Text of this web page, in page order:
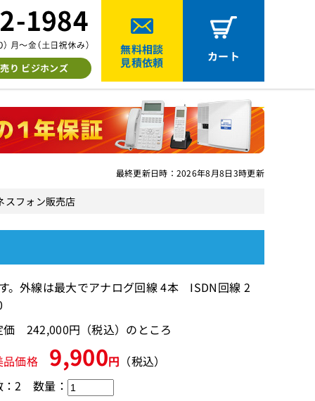
り ビジホンズ
無料相談
見積依頼
カート
最終更新日時：2026年8月8日3時更新
スフォン販売店
。外線は最大でアナログ回線 4本 ISDN回線 2
価 242,000円（税込）のところ
品価格 9,900円 （税込）
2 数量：